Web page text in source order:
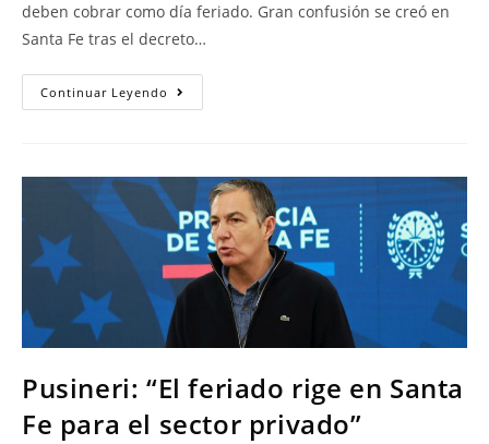
deben cobrar como día feriado. Gran confusión se creó en
Santa Fe tras el decreto…
Continuar Leyendo
Pusineri: “El feriado rige en Santa
Fe para el sector privado”